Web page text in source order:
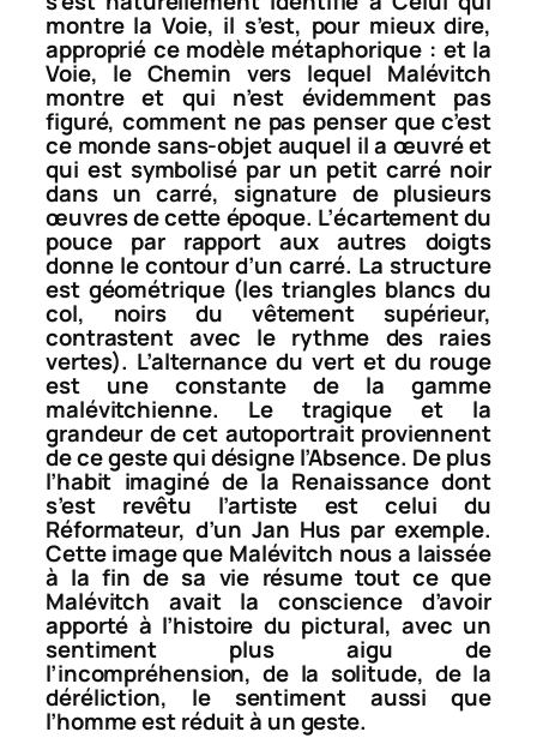
montre la Voie, il s’est, pour mieux dire,
approprié ce modèle métaphorique : et la
Voie, le Chemin vers lequel Malévitch
montre et qui n’est évidemment pas
figuré, comment ne pas penser que c’est
ce monde sans-objet auquel il a œuvré et
qui est symbolisé par un petit carré noir
dans un carré, signature de plusieurs
œuvres de cette époque. L’écartement du
pouce par rapport aux autres doigts
donne le contour d’un carré. La structure
est géométrique (les triangles blancs du
col, noirs du vêtement supérieur,
contrastent avec le rythme des raies
vertes). L’alternance du vert et du rouge
est une constante de la gamme
malévitchienne. Le tragique et la
grandeur de cet autoportrait proviennent
de ce geste qui désigne l’Absence. De plus
l’habit imaginé de la Renaissance dont
s’est revêtu l’artiste est celui du
Réformateur, d’un Jan Hus par exemple.
Cette image que Malévitch nous a laissée
à la fin de sa vie résume tout ce que
Malévitch avait la conscience d’avoir
apporté à l’histoire du pictural, avec un
sentiment plus aigu de
l’incompréhension, de la solitude, de la
déréliction, le sentiment aussi que
l’homme est réduit à un geste.